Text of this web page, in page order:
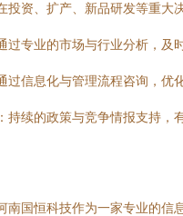
投资、扩产、新品研发等重大
过专业的市场与行业分析，及
过信息化与管理流程咨询，优
：持续的政策与竞争情报支持，
南国恒科技作为一家专业的信